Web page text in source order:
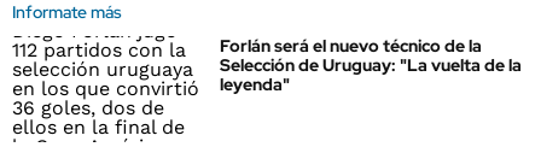
Informate más
Forlán será el nuevo técnico de la
Selección de Uruguay: "La vuelta de la
leyenda"